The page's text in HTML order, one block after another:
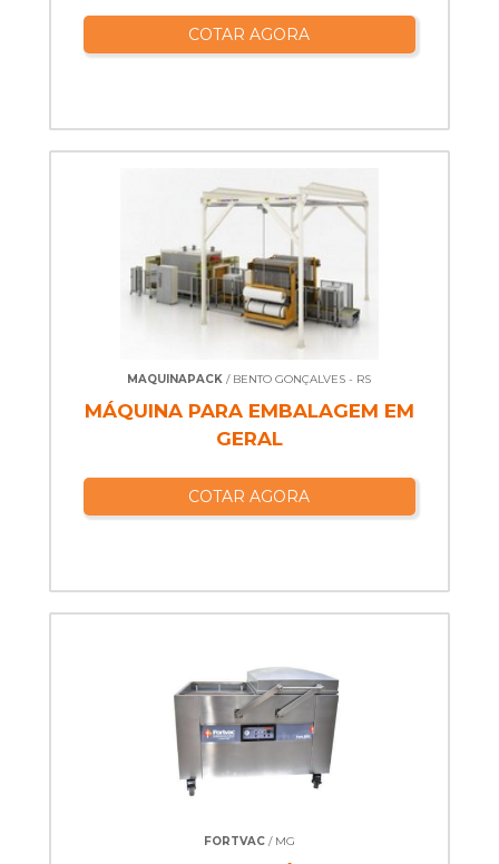
COTAR AGORA
MAQUINAPACK / BENTO GONÇALVES - RS
MÁQUINA PARA EMBALAGEM EM
GERAL
COTAR AGORA
FORTVAC/ MG